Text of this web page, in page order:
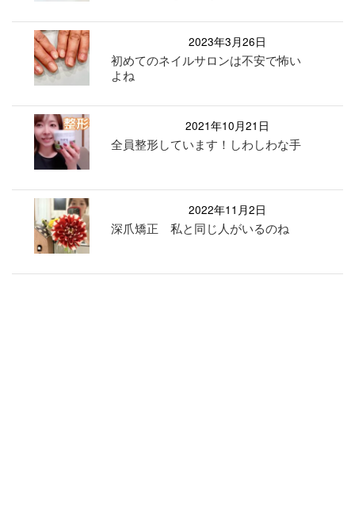
2023年3月26日
初めてのネイルサロンは不安で怖い
よね
2021年10月21日
全員整形しています！しわしわな手
2022年11月2日
深爪矯正 私と同じ人がいるのね